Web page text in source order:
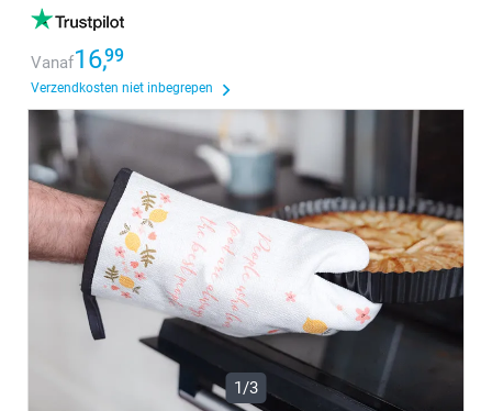
Vanaf16,99
Verzendkosten niet inbegrepen
1/3